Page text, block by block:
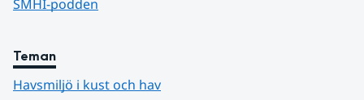
SMHI-podden
Teman
Havsmiljö i kust och hav